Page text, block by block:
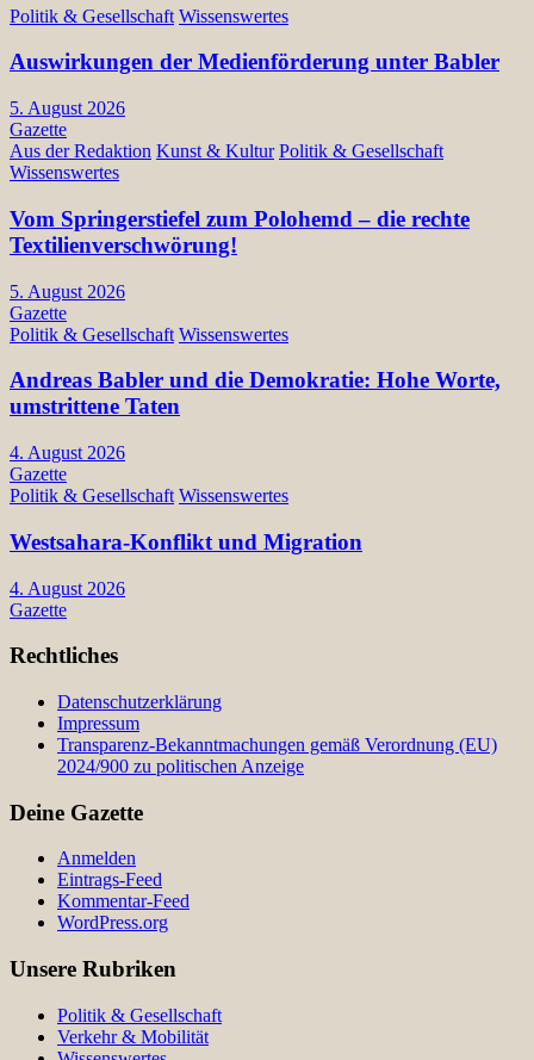
Politik & Gesellschaft Wissenswertes
Auswirkungen der Medienförderung unter Babler
5. August 2026
Gazette
Aus der Redaktion Kunst & Kultur Politik & Gesellschaft
Wissenswertes
Vom Springerstiefel zum Polohemd – die rechte
Textilienverschwörung!
5. August 2026
Gazette
Politik & Gesellschaft Wissenswertes
Andreas Babler und die Demokratie: Hohe Worte,
umstrittene Taten
4. August 2026
Gazette
Politik & Gesellschaft Wissenswertes
Westsahara-Konflikt und Migration
4. August 2026
Gazette
Rechtliches
Datenschutzerklärung
Impressum
Transparenz-Bekanntmachungen gemäß Verordnung (EU)
2024/900 zu politischen Anzeige
Deine Gazette
Anmelden
Eintrags-Feed
Kommentar-Feed
WordPress.org
Unsere Rubriken
Politik & Gesellschaft
Verkehr & Mobilität